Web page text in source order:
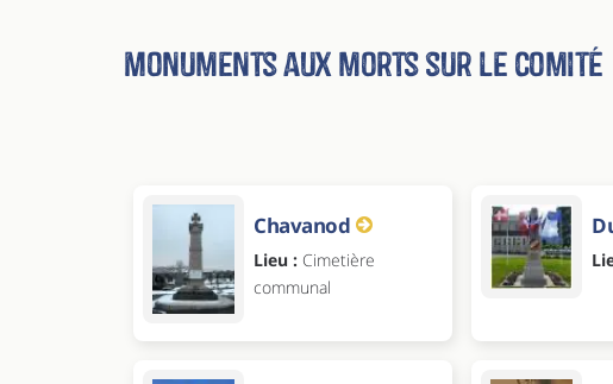
Monuments aux morts sur le comité
Chavanod
Lieu : Cimetière
communal